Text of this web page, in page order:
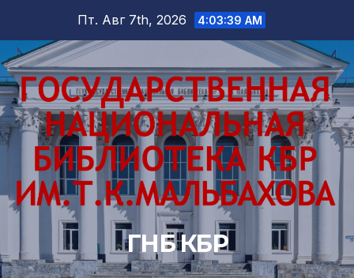
содержимому
Пт. Авг 7th, 2026 4:03:40 AM
ГНБ КБР